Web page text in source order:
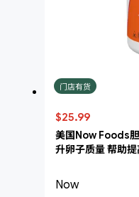
门店有货
$25.99
美国Now Foods
升卵子质量 帮助
Now